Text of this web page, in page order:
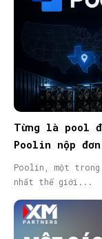
Từng là pool
Poolin nộp
Poolin, một
nhất thế giới...